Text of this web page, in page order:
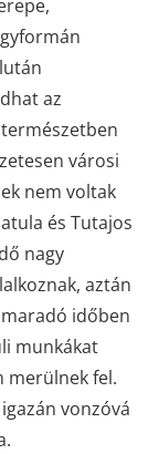
az
városi
nem voltak
és Tutajos
nagy
aztán
időben
munkákat
merülnek fel.
vonzóvá